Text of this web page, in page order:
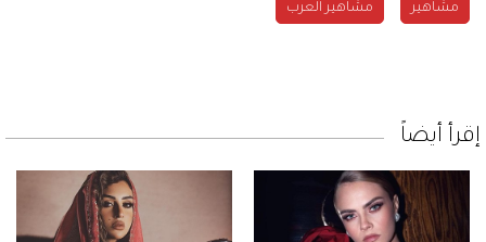
مشاهير مشاهير العرب
إقرأ أيضاً